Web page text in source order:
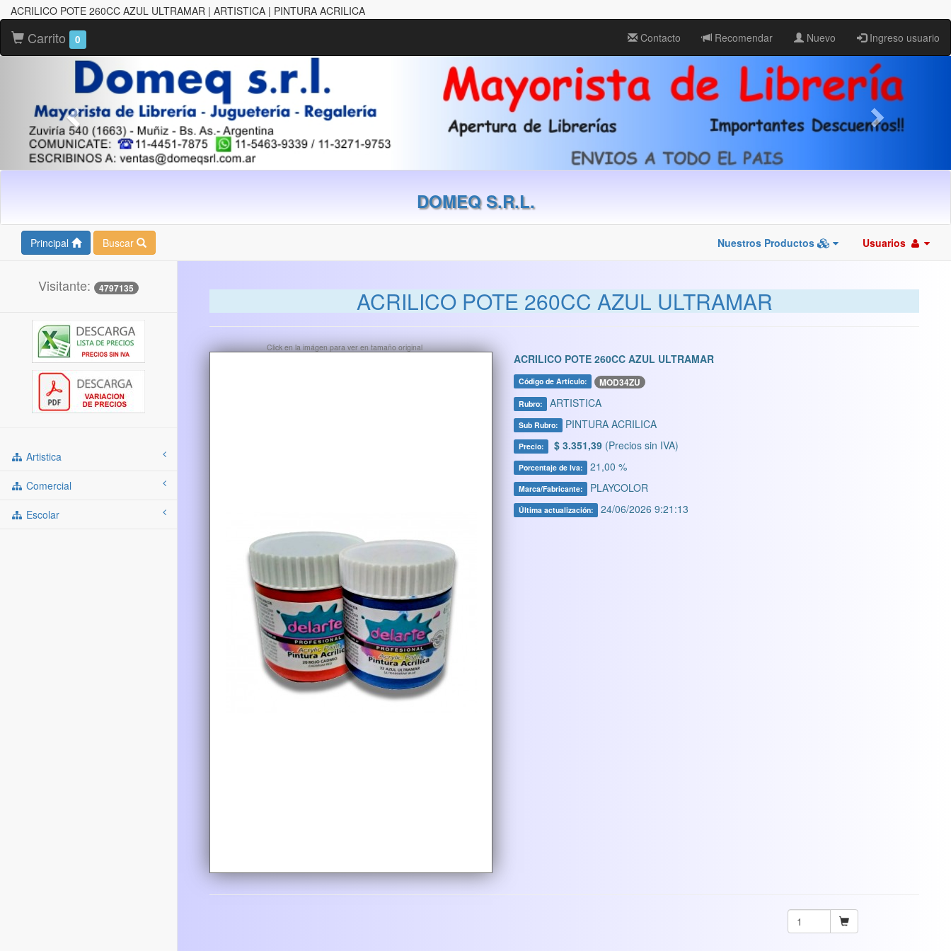
ACRILICO POTE 260CC AZUL ULTRAMAR | ARTISTICA | PINTURA ACRILICA
Carrito 0 Contacto Recomendar Nuevo Ingreso usuario
DOMEQ S.R.L.
Principal Buscar Nuestros Productos Usuarios
Visitante: 4797135
Artistica
Comercial
Escolar
ACRILICO POTE 260CC AZUL ULTRAMAR
Click en la imágen para ver en tamaño original
ACRILICO POTE 260CC AZUL ULTRAMAR
Código de Artículo: MOD34ZU
Rubro: ARTISTICA
Sub Rubro: PINTURA ACRILICA
Precio: $ 3.351,39 (Precios sin IVA)
Porcentaje de Iva: 21,00 %
Marca/Fabricante: PLAYCOLOR
Última actualización: 24/06/2026 9:21:13